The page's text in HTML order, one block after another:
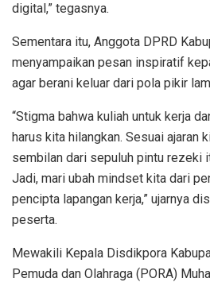
digital,” tegasnya.
Sementara itu, Anggota DPRD
menyampaikan pesan inspiratif
agar berani keluar dari pola pikir
“Stigma bahwa kuliah untuk kerja
harus kita hilangkan. Sesuai ajaran
sembilan dari sepuluh pintu rezeki
Jadi, mari ubah mindset kita dari
pencipta lapangan kerja,” ujarnya
peserta.
Mewakili Kepala Disdikpora
Pemuda dan Olahraga (PORA)